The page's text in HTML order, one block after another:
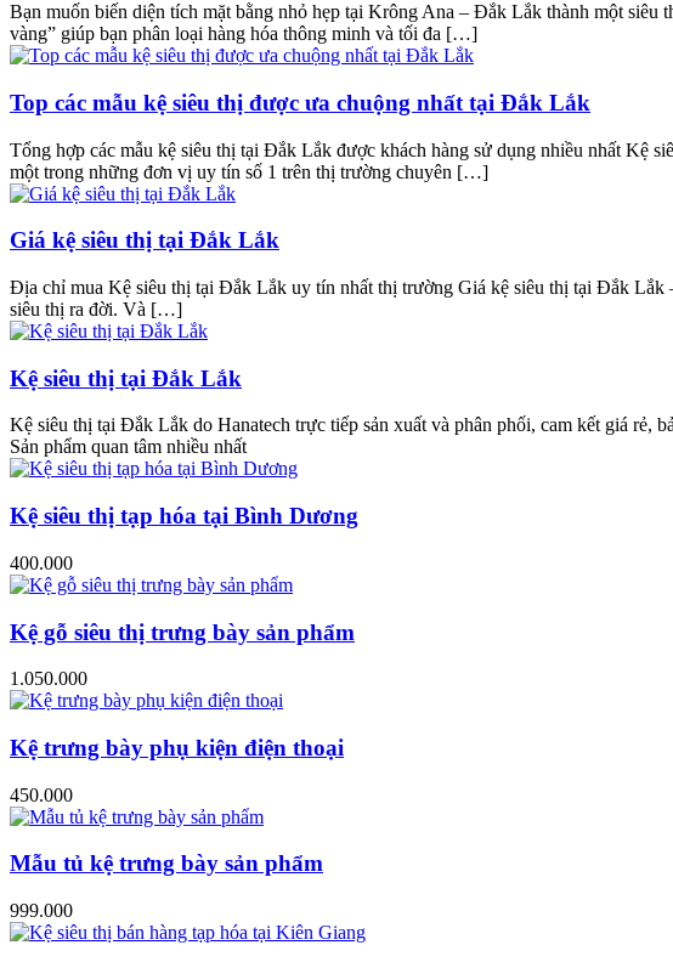
Bạn muốn biến diện tích mặt bằng nhỏ hẹp tại Krông Ana – Đắk Lắk thành một
vàng” giúp bạn phân loại hàng hóa thông minh và tối đa […]
Top các mẫu kệ siêu thị được ưa chuộng nhất tại Đắk Lắk
Tổng hợp các mẫu kệ siêu thị tại Đắk Lắk được khách hàng sử dụng nhiều nhất Kệ
một trong những đơn vị uy tín số 1 trên thị trường chuyên […]
Giá kệ siêu thị tại Đắk Lắk
Địa chỉ mua Kệ siêu thị tại Đắk Lắk uy tín nhất thị trường Giá kệ siêu thị tại Đắk Lắk
siêu thị ra đời. Và […]
Kệ siêu thị tại Đắk Lắk
Kệ siêu thị tại Đắk Lắk do Hanatech trực tiếp sản xuất và phân phối, cam kết giá rẻ,
Sản phẩm quan tâm nhiều nhất
Kệ siêu thị tạp hóa tại Bình Dương
400.000
Kệ gỗ siêu thị trưng bày sản phẩm
1.050.000
Kệ trưng bày phụ kiện điện thoại
450.000
Mẫu tủ kệ trưng bày sản phẩm
999.000